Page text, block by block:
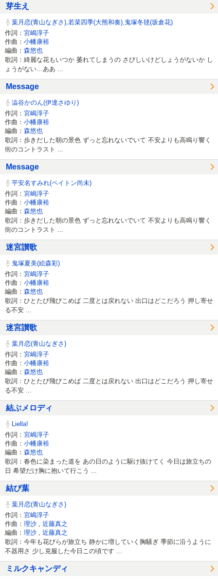
芽生え
葉月恋(青山なぎさ),若菜四季(大熊和奏),鬼塚冬毬(坂倉花)
作詞： 宮嶋淳子
作曲： 小幡康裕
編曲： 森悠也
歌詞：綺麗な花もいつか 萎れてしまうの さびしいけどしょうがないか し
ょうがない…ああ ...
Message
澁谷かのん(伊達さゆり)
作詞： 宮嶋淳子
作曲： 小幡康裕
編曲： 森悠也
歌詞：歩きだした朝の景色 ずっと忘れないでいて 不安よりも高鳴り響く
街のコントラスト ...
Message
平安名すみれ(ペイトン尚未)
作詞： 宮嶋淳子
作曲： 小幡康裕
編曲： 森悠也
歌詞：歩きだした朝の景色 ずっと忘れないでいて 不安よりも高鳴り響く
街のコントラスト ...
迷宮讃歌
鬼塚夏美(絵森彩)
作詞： 宮嶋淳子
作曲： 小幡康裕
編曲： 森悠也
歌詞：ひとたび飛びこめば 二度とは戻れない 出口はどこだろう 押し寄せ
る不安 ...
迷宮讃歌
葉月恋(青山なぎさ)
作詞： 宮嶋淳子
作曲： 小幡康裕
編曲： 森悠也
歌詞：ひとたび飛びこめば 二度とは戻れない 出口はどこだろう 押し寄せ
る不安 ...
結ぶメロディ
Liella!
作詞： 宮嶋淳子
作曲： 小幡康裕
編曲： 森悠也
歌詞：春色に染まった道を あの日のように駆け抜けてく 今日は旅立ちの
日 希望だけ胸に抱いて行こう ...
結び葉
葉月恋(青山なぎさ)
作詞： 宮嶋淳子
作曲： 理沙
近藤真之
編曲： 理沙 近藤真之
歌詞：今年も花びらが旅立ち 静かに増していく胸騒ぎ 季節に沿うように
不器用さ 少し克服した今日この頃です ...
ミルクキャンディ